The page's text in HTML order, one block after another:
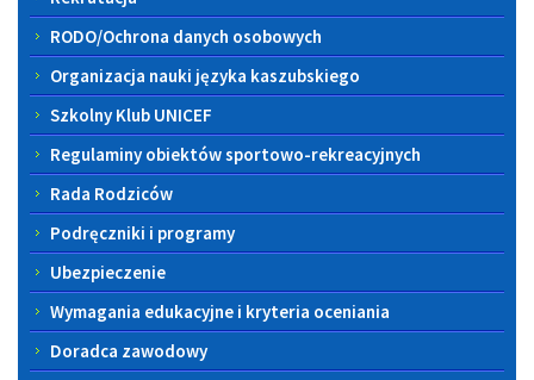
RODO/Ochrona danych osobowych
Organizacja nauki języka kaszubskiego
Szkolny Klub UNICEF
Regulaminy obiektów sportowo-rekreacyjnych
Rada Rodziców
Podręczniki i programy
Ubezpieczenie
Wymagania edukacyjne i kryteria oceniania
Doradca zawodowy